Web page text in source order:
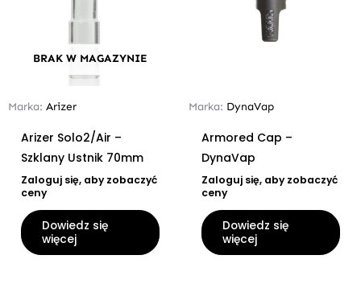
BRAK W MAGAZYNIE
Marka: Arizer
Arizer Solo2/Air –
Szklany Ustnik 70mm
Zaloguj się, aby zobaczyć
ceny
Dowiedz się
więcej
Marka: DynaVap
Armored Cap –
DynaVap
Zaloguj się, aby zobaczyć
ceny
Dowiedz się
więcej